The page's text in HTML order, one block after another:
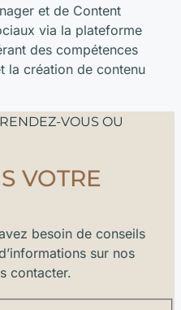
et de Content
via la plateforme
des compétences
la création de contenu
VOUS OU
VOTRE
besoin de conseils
sur nos
contacter.